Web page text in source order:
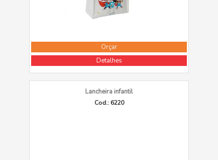
Orçar
Detalhes
Lancheira infantil
Cod.: 6220